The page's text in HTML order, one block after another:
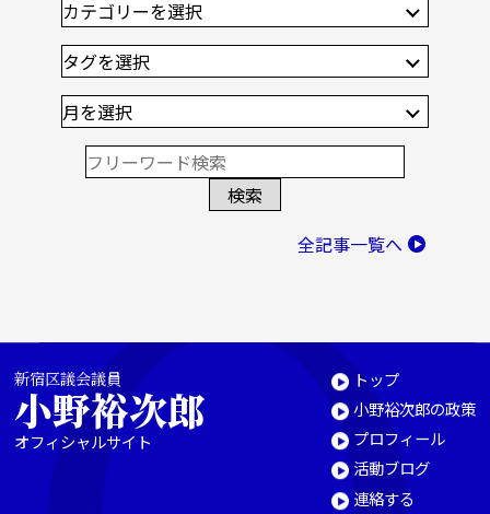
全記事一覧へ
新宿区議会議員
小野裕次郎
オフィシャルサイト
トップ
小野裕次郎の政策
プロフィール
活動ブログ
連絡する